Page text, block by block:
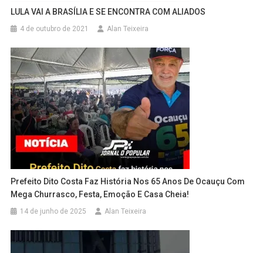
LULA VAI A BRASÍLIA E SE ENCONTRA COM ALIADOS
4 de outubro de 2021 Alan Teixeira
Prefeito Dito Costa Faz História Nos 65 Anos De Ocauçu Com
Mega Churrasco, Festa, Emoção E Casa Cheia!
14 de junho de 2025 Alan Teixeira